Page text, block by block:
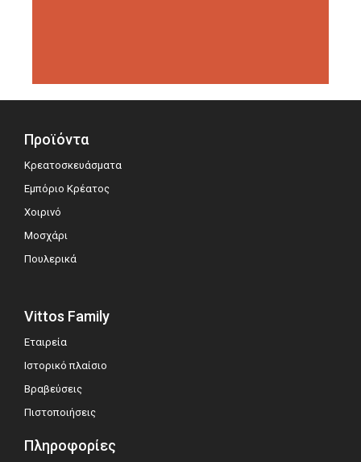
Προϊόντα
Κρεατοσκευάσματα
Εμπόριο Κρέατος
Χοιρινό
Μοσχάρι
Πουλερικά
Vittos Family
Εταιρεία
Ιστορικό πλαίσιο
Βραβεύσεις
Πιστοποιήσεις
Πληροφορίες